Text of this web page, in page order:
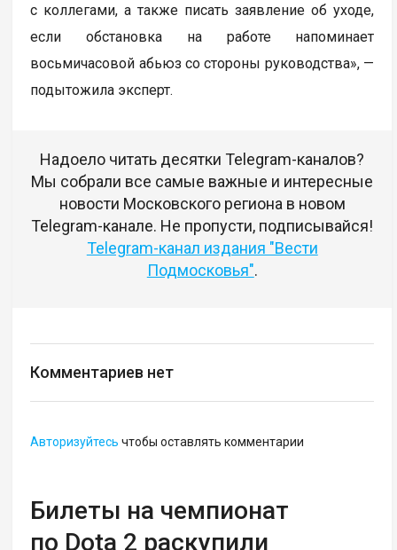
с коллегами, а также писать заявление об уходе,
если обстановка на работе напоминает
восьмичасовой абьюз со стороны руководства», —
подытожила эксперт.
Надоело читать десятки Telegram-каналов?
Мы собрали все самые важные и интересные
новости Московского региона в новом
Telegram-канале. Не пропусти, подписывайся!
Telegram-канал издания "Вести
Подмосковья".
Комментариев нет
Авторизуйтесь чтобы оставлять комментарии
Билеты на чемпионат
по Dota 2 раскупили